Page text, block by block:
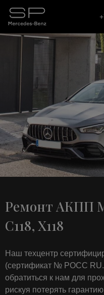
Ремонт АКПП
C118, X118
Наш техцентр
(сертификат № РОСС
обратиться к нам для
рискуя потерять